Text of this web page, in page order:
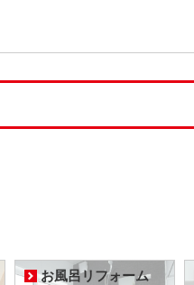
お風呂リフォーム